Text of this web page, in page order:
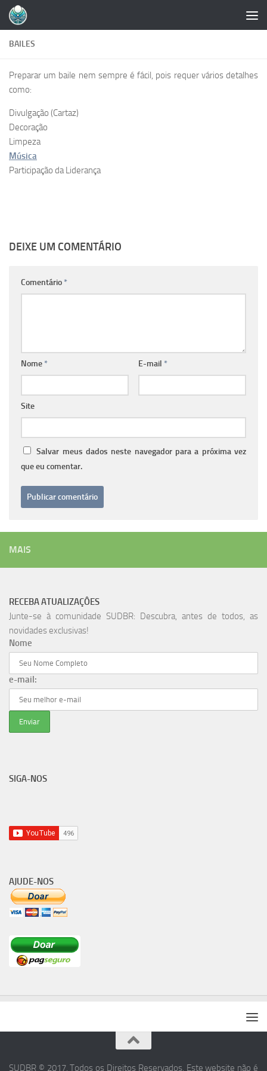
Skip to content
BAILES
Preparar um baile nem sempre é fácil, pois requer vários detalhes
como:
Divulgação (Cartaz)
Decoração
Limpeza
Música
Participação da Liderança
DEIXE UM COMENTÁRIO
Comentário *
Nome * E-mail *
Site
Salvar meus dados neste navegador para a próxima vez
que eu comentar.
MAIS
RECEBA ATUALIZAÇÔES
Junte-se à comunidade SUDBR: Descubra, antes de todos, as
novidades exclusivas!
Nome
e-mail:
SIGA-NOS
AJUDE-NOS
SUDBR © 2017. Todos os Direitos Reservados. Este website não é